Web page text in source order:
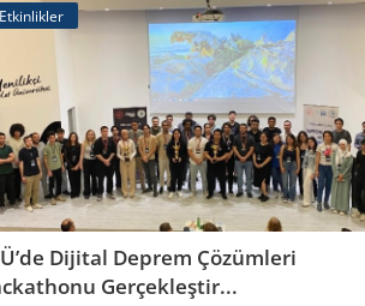
Etkinlikler
Dijital Deprem Çözümleri
Gerçekleştir...